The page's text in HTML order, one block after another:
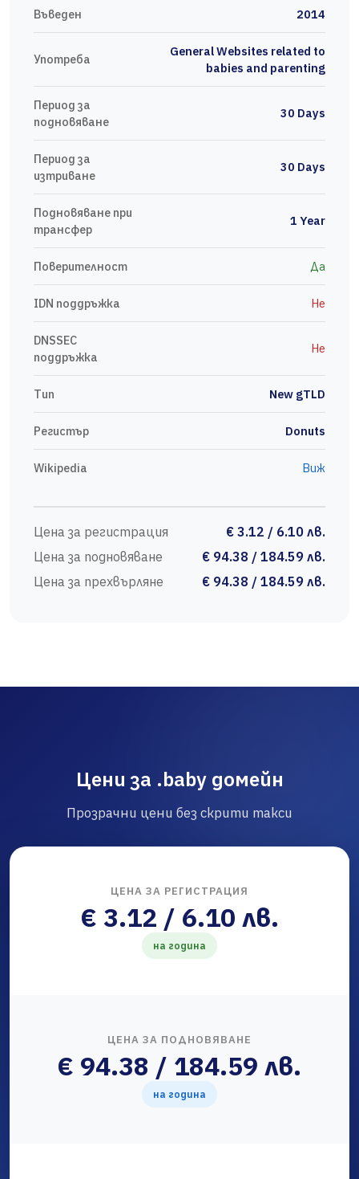
Въведен 2014
Употреба
General Websites related to
babies and parenting
Период за
подновяване
30 Days
Период за
изтриване
30 Days
Подновяване при
трансфер
1 Year
Поверителност Да
IDN поддръжка Не
DNSSEC
поддръжка
Не
Тип New gTLD
Регистър Donuts
Wikipedia Виж
Цена за регистрация
€ 3.12 / 6.10 лв.
Цена за подновяване
€ 94.38 / 184.59 лв.
Цена за прехвърляне
€ 94.38 / 184.59 лв.
Цени за .baby домейн
Прозрачни цени без скрити такси
ЦЕНА ЗА РЕГИСТРАЦИЯ
€ 3.12 / 6.10 лв.
на година
ЦЕНА ЗА ПОДНОВЯВАНЕ
€ 94.38 / 184.59 лв.
на година